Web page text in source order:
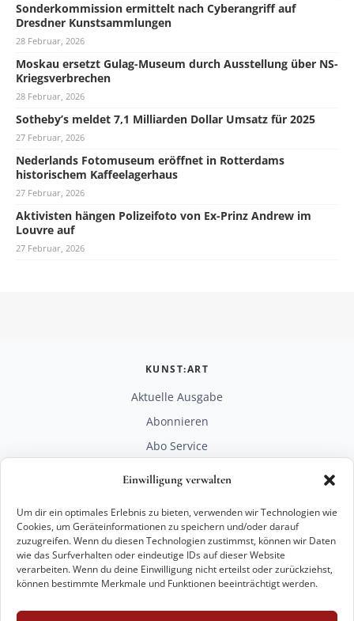
Einwilligung verwalten
Um dir ein optimales Erlebnis zu bieten, verwenden wir Technologien wie
Cookies, um Geräteinformationen zu speichern und/oder darauf
zuzugreifen. Wenn du diesen Technologien zustimmst, können wir Daten
wie das Surfverhalten oder eindeutige IDs auf dieser Website
verarbeiten. Wenn du deine Einwilligung nicht erteilst oder zurückziehst,
können bestimmte Merkmale und Funktionen beeinträchtigt werden.
Sonderkommission ermittelt nach Cyberangriff auf
Dresdner Kunstsammlungen
28 Februar, 2026
Moskau ersetzt Gulag-Museum durch Ausstellung über NS-
Kriegsverbrechen
28 Februar, 2026
Sotheby’s meldet 7,1 Milliarden Dollar Umsatz für 2025
27 Februar, 2026
Nederlands Fotomuseum eröffnet in Rotterdams
historischem Kaffeelagerhaus
27 Februar, 2026
Aktivisten hängen Polizeifoto von Ex-Prinz Andrew im
Louvre auf
27 Februar, 2026
KUNST:ART
Aktuelle Ausgabe
Abonnieren
Abo Service
RECHTLICHES
Impressum
Datenschutz
KONTAKT